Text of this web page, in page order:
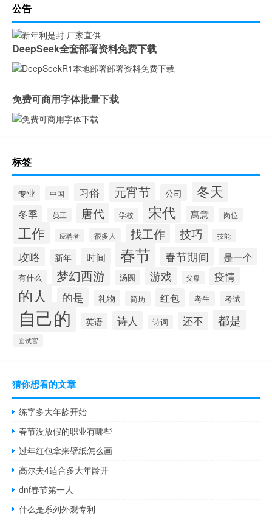
公告
DeepSeek全套部署资料免费下载
免费可商用字体批量下载
标签
专业 中国 习俗 元宵节 公司 冬天
冬季 员工 唐代 学校 宋代 寓意 岗位
工作 应聘者 很多人 找工作 技巧 技能
攻略 新年 时间 春节 春节期间 是一个
有什么 梦幻西游 汤圆 游戏 父母 疫情
的人 的是 礼物 简历 红包 考生 考试
自己的 英语 诗人 诗词 还不 都是
面试官
猜你想看的文章
练字多大年龄开始
春节没放假的职业有哪些
过年红包拿来壁纸怎么画
高尔夫4适合多大年龄开
dnf春节第一人
什么是系列外观专利